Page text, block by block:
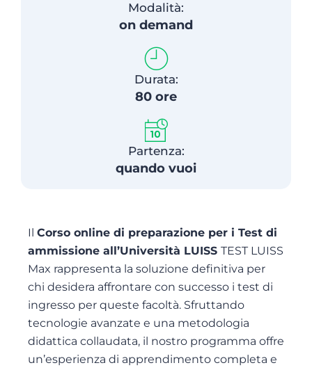
Modalità:
on demand
Durata:
80 ore
Partenza:
quando vuoi
Il Corso online di preparazione per i Test di
ammissione all’Università LUISS TEST LUISS
Max rappresenta la soluzione definitiva per
chi desidera affrontare con successo i test di
ingresso per queste facoltà. Sfruttando
tecnologie avanzate e una metodologia
didattica collaudata, il nostro programma offre
un’esperienza di apprendimento completa e